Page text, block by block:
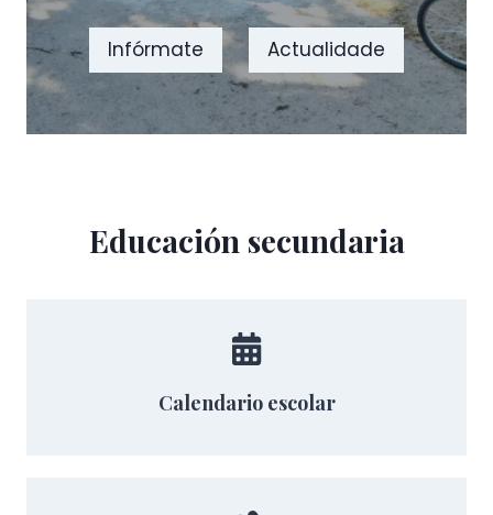
Infórmate Actualidade
Educación secundaria
Calendario escolar